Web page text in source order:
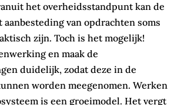
het overheidsstandpunt kan de
van opdrachten soms
zijn. Toch is het mogelijk!
en maak de
duidelijk, zodat deze in de
worden meegenomen. Werken
is een groeimodel. Het vergt